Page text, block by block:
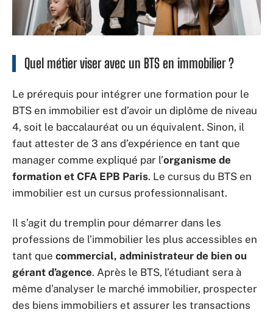
Quel métier viser avec un BTS en immobilier ?
Le prérequis pour intégrer une formation pour le
BTS en immobilier est d’avoir un diplôme de niveau
4, soit le baccalauréat ou un équivalent. Sinon, il
faut attester de 3 ans d’expérience en tant que
manager comme expliqué par l’organisme de
formation et CFA EPB Paris. Le cursus du BTS en
immobilier est un cursus professionnalisant.
Il s’agit du tremplin pour démarrer dans les
professions de l’immobilier les plus accessibles en
tant que commercial, administrateur de bien ou
gérant d’agence. Après le BTS, l’étudiant sera à
même d’analyser le marché immobilier, prospecter
des biens immobiliers et assurer les transactions